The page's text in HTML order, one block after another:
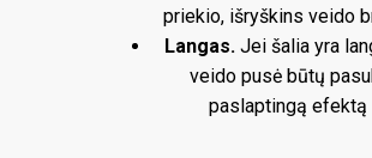
priekio, išryškins veido
Langas. Jei šalia yra
veido pusė būtų
paslaptingą efektą